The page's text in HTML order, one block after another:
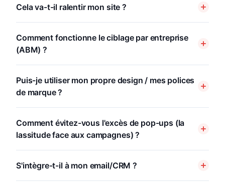
Cela va-t-il ralentir mon site ?
Comment fonctionne le ciblage par entreprise
(ABM) ?
Puis-je utiliser mon propre design / mes polices
de marque ?
Comment évitez-vous l'excès de pop-ups (la
lassitude face aux campagnes) ?
S'intègre-t-il à mon email/CRM ?